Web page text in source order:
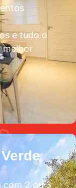
e tudo o
melhor
com 2 ou 3